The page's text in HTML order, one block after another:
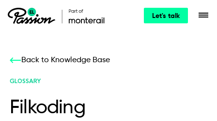
Let's talk
Back to Knowledge Base
GLOSSARY
Filkoding